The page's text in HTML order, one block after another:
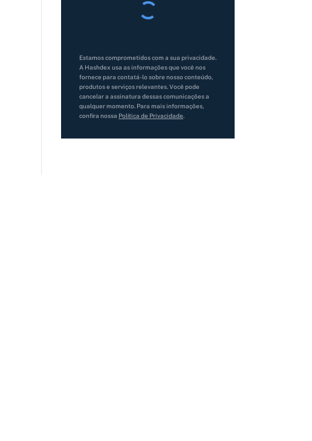
Estamos comprometidos com a sua privacidade.
A Hashdex usa as informações que você nos
fornece para contatá-lo sobre nosso conteúdo,
produtos e serviços relevantes. Você pode
cancelar a assinatura dessas comunicações a
qualquer momento. Para mais informações,
confira nossa Política de Privacidade.